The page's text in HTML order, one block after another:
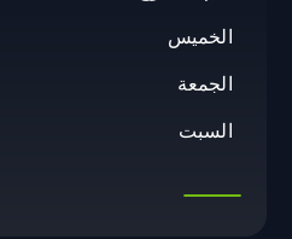
الخميس
الجمعة
السبت